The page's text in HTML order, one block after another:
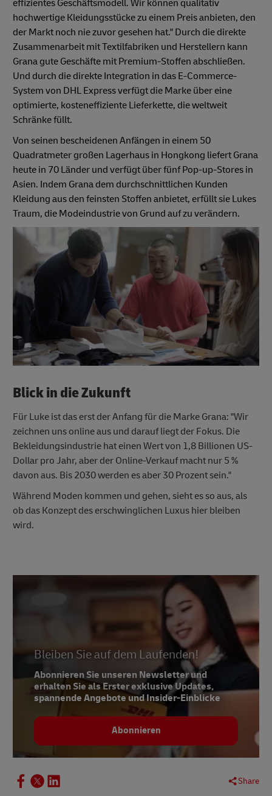
effizientes Geschäftsmodell. Wir können qualitativ
hochwertige Kleidungsstücke zu einem Preis anbieten, den
der Markt noch nie zuvor gesehen hat." Durch die direkte
Zusammenarbeit mit Textilfabriken und Herstellern kann
Grana gute Geschäfte mit Premium-Stoffen abschließen.
Und durch die direkte Integration in das E-Commerce-
System von DHL Express verfügt die Marke über eine
optimierte, kosteneffiziente Lieferkette, die weltweit
Schränke füllt.
Von seinen bescheidenen Anfängen in einem 50
Quadratmeter großen Lagerhaus in Hongkong liefert Grana
heute in 70 Länder und verfügt über fünf Pop-up-Stores in
Asien. Indem Grana dem durchschnittlichen Kunden
Kleidung aus den feinsten Stoffen anbietet, erfüllt sie Lukes
Traum, die Modeindustrie von Grund auf zu verändern.
Blick in die Zukunft
Für Luke ist das erst der Anfang für die Marke Grana: "Wir
zeichnen uns online aus und darauf liegt der Fokus. Die
Bekleidungsindustrie hat einen Wert von 1,8 Billionen US-
Dollar pro Jahr, aber der Online-Verkauf macht nur 5 %
davon aus. Bis 2030 werden es aber 30 Prozent sein."
Während Moden kommen und gehen, sieht es so aus, als
ob das Konzept des erschwinglichen Luxus hier bleiben
wird.
Bleiben Sie auf dem Laufenden!
Abonnieren Sie unseren Newsletter und
erhalten Sie als Erster exklusive Updates,
spannende Angebote und Insider-Einblicke
Abonnieren
Share